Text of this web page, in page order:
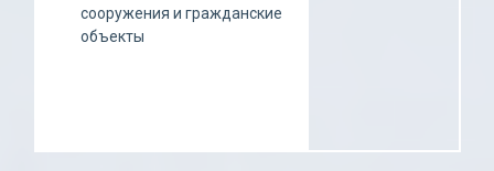
сооружения и гражданские
объекты